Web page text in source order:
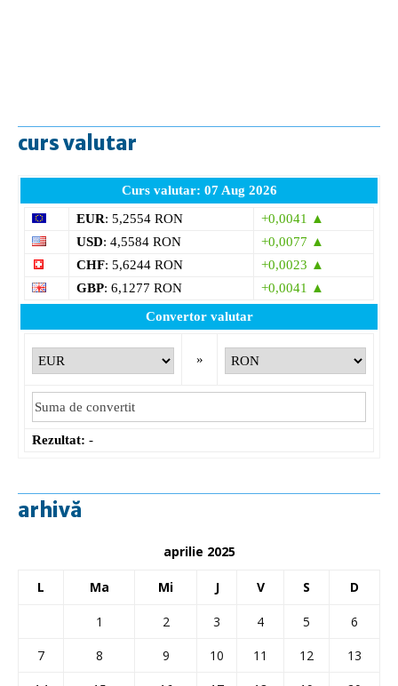
curs valutar
Curs valutar: 07 Aug 2026
EUR: 5,2554 RON
+0,0041 ▲
USD: 4,5584 RON
+0,0077 ▲
CHF: 5,6244 RON
+0,0023 ▲
GBP: 6,1277 RON
+0,0041 ▲
Convertor valutar
»
Rezultat: -
arhivă
aprilie 2025
L Ma Mi J V S D
1 2 3 4 5
6
7
8 9 10 11 12
13